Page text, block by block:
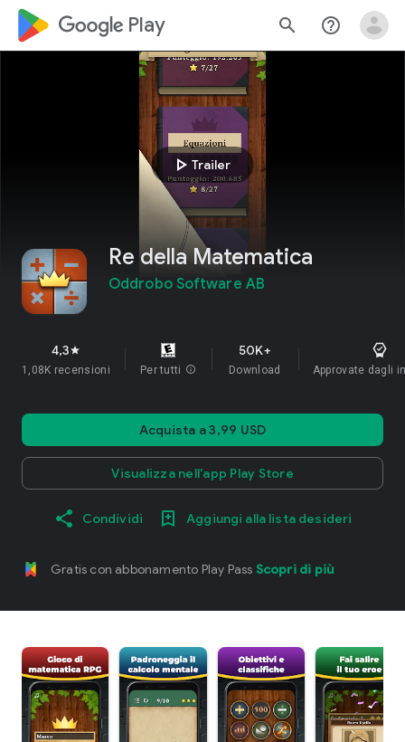
google_logo Play search help_outline
play_arrow Trailer
Re della Matematica
Oddrobo Software AB
4,3star
1,08K recensioni Per tutti info
50K+
Download Approvate dagli
Acquista a 3,99 USD
Visualizza nell'app Play Store
Condividi Aggiungi alla lista desideri
Gratis con abbonamento Play Pass Scopri di più